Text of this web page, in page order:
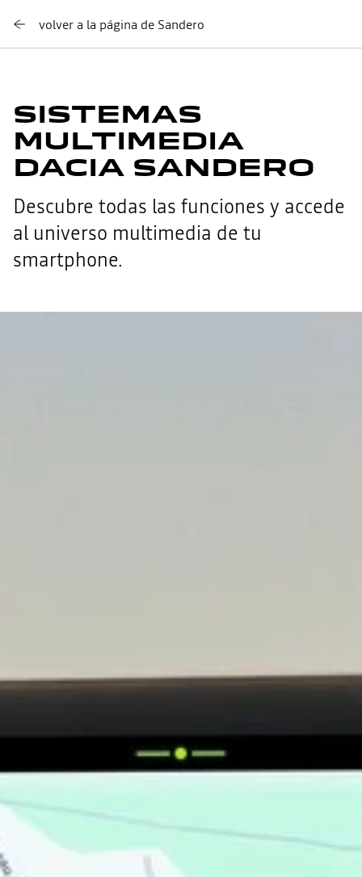
volver a la página de Sandero
SISTEMAS
MULTIMEDIA
DACIA SANDERO
Descubre todas las funciones y accede
al universo multimedia de tu
smartphone.